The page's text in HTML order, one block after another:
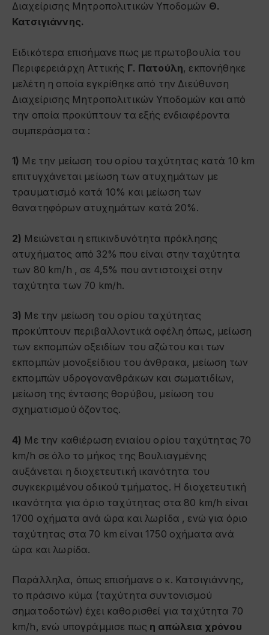
Διαχείρισης Μητροπολιτικών Υποδομών Θ.
Κατσιγιάννης.
Ειδικότερα επισήμανε πως με πρωτοβουλία του
Περιφερειάρχη Αττικής Γ. Πατούλη, εκπονήθηκε
μελέτη η οποία εγκρίθηκε από την Διεύθυνση
Διαχείρισης Μητροπολιτικών Υποδομών και από
την οποία προκύπτουν τα εξής ενδιαφέροντα
συμπεράσματα :
1) Με την μείωση του ορίου ταχύτητας κατά 10 km
επιτυγχάνεται μείωση των ατυχημάτων με
τραυματισμό κατά 10% και μείωση των
θανατηφόρων ατυχημάτων κατά 20%.
2) Μειώνεται η επικινδυνότητα πρόκλησης
ατυχήματος από 32% που είναι στην ταχύτητα
των 80 km/h , σε 4,5% που αντιστοιχεί στην
ταχύτητα των 70 km/h.
3) Με την μείωση του ορίου ταχύτητας
προκύπτουν περιβαλλοντικά οφέλη όπως, μείωση
των εκπομπών οξειδίων του αζώτου και των
εκπομπών μονοξείδιου του άνθρακα, μείωση των
εκπομπών υδρογονανθράκων και σωματιδίων,
μείωση της έντασης θορύβου, μείωση του
σχηματισμού όζοντος.
4) Με την καθιέρωση ενιαίου ορίου ταχύτητας 70
km/h σε όλο το μήκος της Βουλιαγμένης
αυξάνεται η διοχετευτική ικανότητα του
συγκεκριμένου οδικού τμήματος. Η διοχετευτική
ικανότητα για όριο ταχύτητας στα 80 km/h είναι
1700 οχήματα ανά ώρα και λωρίδα , ενώ για όριο
ταχύτητας στα 70 km είναι 1750 οχήματα ανά
ώρα και λωρίδα.
Παράλληλα, όπως επισήμανε ο κ. Κατσιγιάννης,
το πράσινο κύμα (ταχύτητα συντονισμού
σηματοδοτών) έχει καθορισθεί για ταχύτητα 70
km/h, ενώ υπογράμμισε πως η απώλεια χρόνου